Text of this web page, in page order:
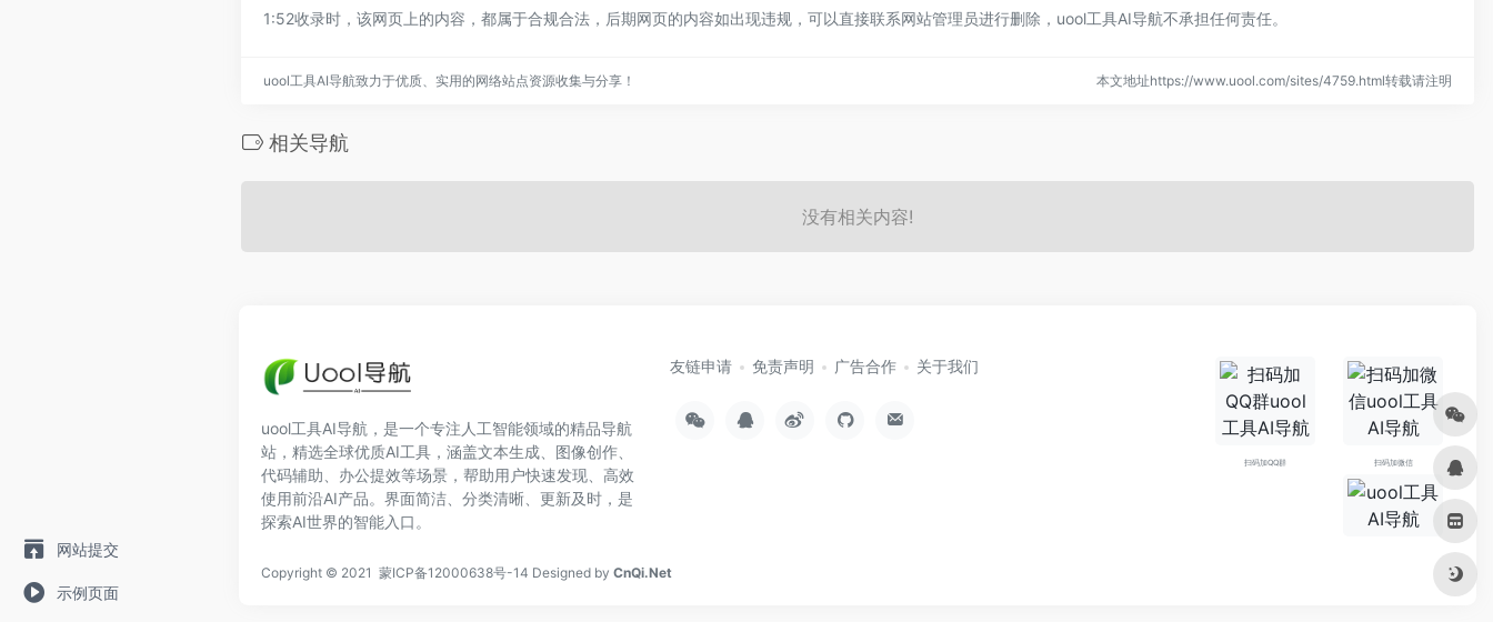
网站提交
示例页面
1:52收录时，该网页上的内容，都属于合规合法，后期网页的内容如出现违规，可以直接联系网站管理员进行删除，uool工具AI导航不承担任何责任。
uool工具AI导航致力于优质、实用的网络站点资源收集与分享！ 本文地址https://www.uool.com/sites/4759.html转载请注明
相关导航
没有相关内容!
uool工具AI导航，是一个专注人工智能领域的精品导航
站，精选全球优质AI工具，涵盖文本生成、图像创作、
代码辅助、办公提效等场景，帮助用户快速发现、高效
使用前沿AI产品。界面简洁、分类清晰、更新及时，是
探索AI世界的智能入口。
友链申请 免责声明 广告合作 关于我们
扫码加QQ群 扫码加微信
Copyright © 2021 蒙ICP备12000638号-14 Designed by CnQi.Net